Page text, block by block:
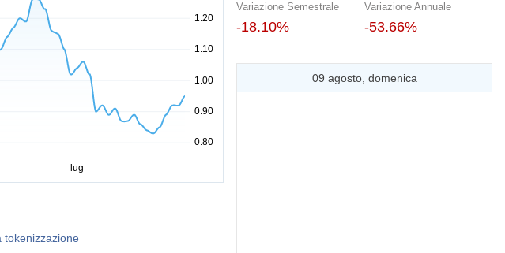
tokenizzazione
Variazione Semestrale
-18.10%
Variazione Annuale
-53.66%
09 agosto, domenica